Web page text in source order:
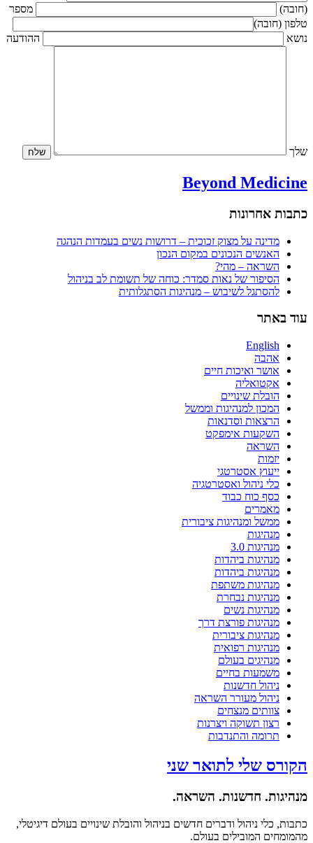
(חובה)
מספר
טלפון (חובה)
נושא
ההודעה
שלך
Beyond Medicine
כתבות אחרונות
מדינה על מצוק זכוכית – דרושות נשים בעמדות הנהגה
האנשים הנכונים במקום הנכון
השראה – מהי?
הסיפור של נאות סמדר: כוחה של תשומת לב בניהול
להסתגל לשיבוש – מנהיגות הסתגלותית
עוד באתר
English
אהבה
אושר ואיכות חיים
אקטואליה
הובלת שינויים
המכון למנהיגות וממשל
הרצאות וסדנאות
השקעות אימפקט
השראה
יזמות
ייעוץ אסטרטגי
כלי ניהול ואסטרטגיה
כסף כוח כבוד
מאמרים
ממשל ומנהיגות ציבורית
מנהיגות
מנהיגות 3.0
מנהיגות ביהדות
מנהיגות ביהדות
מנהיגות משתפת
מנהיגות נבחרת
מנהיגות נשים
מנהיגות פורצת דרך
מנהיגות ציבורית
מנהיגות רפואית
מנהיגים בעולם
משמעות בחיים
ניהול חדשנות
ניהול מעורר השראה
צוותים מנצחים
רצון תשוקה ויצרנות
תרומה והתנדבות
הקורס שלי לתואר שני
מנהיגות. חדשנות. השראה.
כתבות, כלי ניהול ודברים חדשים בניהול והובלת שינויים בעולם דיגיטלי,
מהמומחים המובילים בעולם.